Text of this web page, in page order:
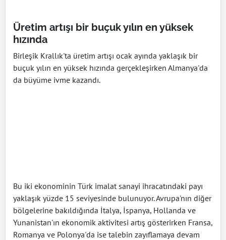
Üretim artışı bir buçuk yılın en yüksek
hızında
Birleşik Krallık'ta üretim artışı ocak ayında yaklaşık bir
buçuk yılın en yüksek hızında gerçekleşirken Almanya'da
da büyüme ivme kazandı.
Bu iki ekonominin Türk imalat sanayi ihracatındaki payı
yaklaşık yüzde 15 seviyesinde bulunuyor. Avrupa'nın diğer
bölgelerine bakıldığında İtalya, İspanya, Hollanda ve
Yunanistan'ın ekonomik aktivitesi artış gösterirken Fransa,
Romanya ve Polonya'da ise talebin zayıflamaya devam